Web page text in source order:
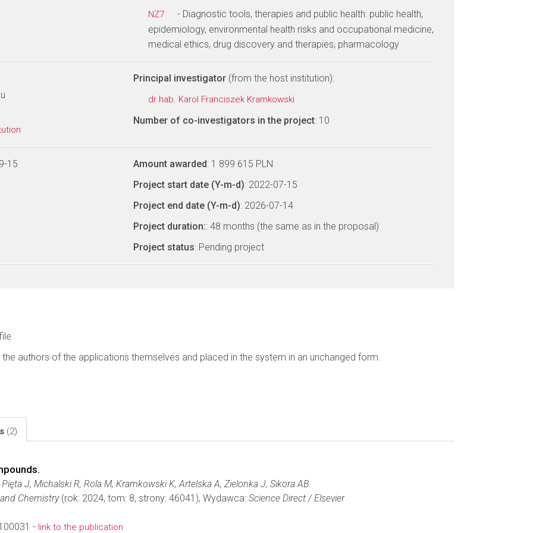
NZ7
- Diagnostic tools, therapies and public health: public health,
epidemiology, environmental health risks and occupational medicine,
medical ethics, drug discovery and therapies, pharmacology
Principal investigator (from the host institution):
dr hab. Karol Franciszek Kramkowski
Number of co-investigators in the project: 10
15 Amount awarded: 1 899 615 PLN
Project start date (Y-m-d): 2022-07-15
Project end date (Y-m-d): 2026-07-14
Project duration:: 48 months (the same as in the proposal)
Project status: Pending project
authors of the applications themselves and placed in the system in an unchanged form.
(2)
J, Michalski R, Rola M, Kramkowski K, Artelska A, Zielonka J, Sikora AB.
Chemistry(rok: 2024, tom: 8, strony: 46041), Wydawca: Science Direct / Elsevier
- link to the publication